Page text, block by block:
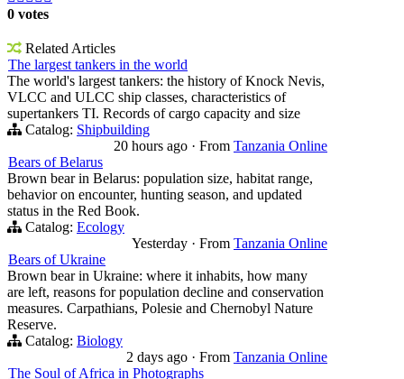
0 votes
Related Articles
The largest tankers in the world
The world's largest tankers: the history of Knock Nevis,
VLCC and ULCC ship classes, characteristics of
supertankers TI. Records of cargo capacity and size
Catalog: Shipbuilding
20 hours ago · From Tanzania Online
Bears of Belarus
Brown bear in Belarus: population size, habitat range,
behavior on encounter, hunting season, and updated
status in the Red Book.
Catalog: Ecology
Yesterday · From Tanzania Online
Bears of Ukraine
Brown bear in Ukraine: where it inhabits, how many
are left, reasons for population decline and conservation
measures. Carpathians, Polesie and Chernobyl Nature
Reserve.
Catalog: Biology
2 days ago · From Tanzania Online
The Soul of Africa in Photographs